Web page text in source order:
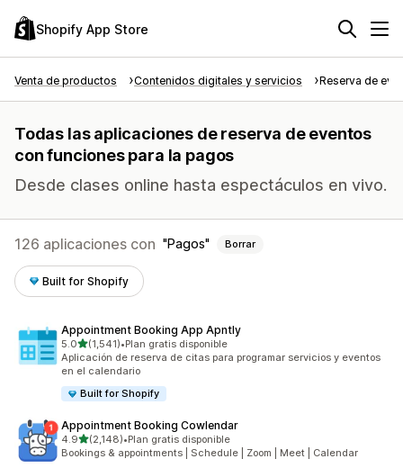
Shopify App Store
Venta de productos Contenidos digitales y servicios Reserva de
Todas las aplicaciones de reserva de eventos
con funciones para la pagos
Desde clases online hasta espectáculos en vivo.
126 aplicaciones con Pagos Borrar
Built for Shopify
Appointment Booking App Apntly
5.0de 5 estrellas
(1,541)
1541 reseñas en total
•Plan gratis disponible
Aplicación de reserva de citas para programar servicios y eventos
en el calendario
Built for Shopify
Appointment Booking Cowlendar
4.9de 5 estrellas
(2,148)
2148 reseñas en total
•Plan gratis disponible
Bookings & appointments | Schedule | Zoom | Meet | Calendar